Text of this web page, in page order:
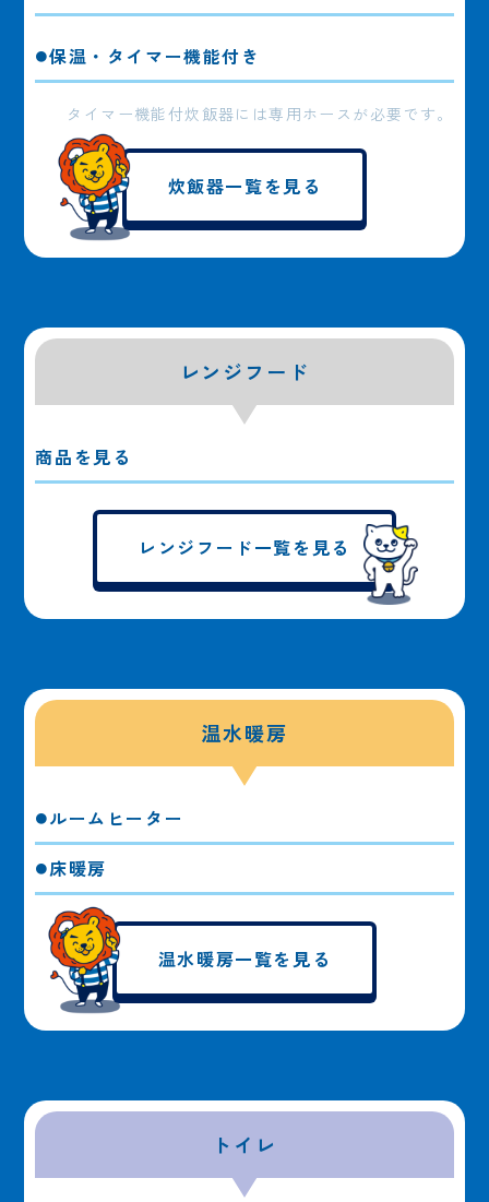
保温・タイマー機能付き
タイマー機能付炊飯器には専用ホースが必要です。
炊飯器一覧を見る
レンジフード
商品を見る
レンジフード一覧を見る
温水暖房
ルームヒーター
床暖房
温水暖房一覧を見る
トイレ